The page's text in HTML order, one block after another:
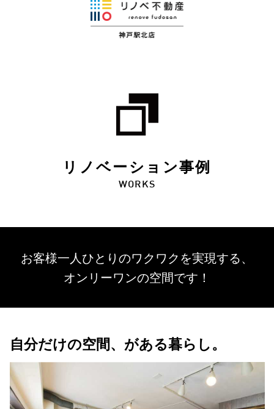
リノベーション事例
WORKS
お客様一人ひとりのワクワクを実現する、
オンリーワンの空間です！
自分だけの空間、がある暮らし。